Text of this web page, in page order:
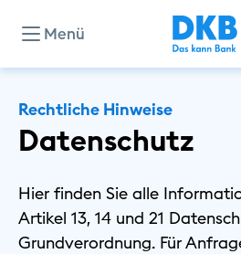
Menü
Unternehmen
Investor Relations
Rechtliche Hinweise
Datenschutz
Hier finden Sie alle
Artikel 13, 14 und 21
Grundverordnung. Für